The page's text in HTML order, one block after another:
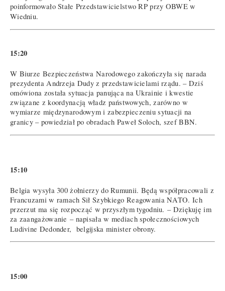
poinformowało Stałe Przedstawicielstwo RP przy OBWE w
Wiedniu.
15:20
W Biurze Bezpieczeństwa Narodowego zakończyła się narada
prezydenta Andrzeja Dudy z przedstawicielami rządu. – Dziś
omówiona została sytuacja panująca na Ukrainie i kwestie
związane z koordynacją władz państwowych, zarówno w
wymiarze międzynarodowym i zabezpieczeniu sytuacji na
granicy – powiedział po obradach Paweł Soloch, szef BBN.
15:10
Belgia wysyła 300 żołnierzy do Rumunii. Będą współpracowali z
Francuzami w ramach Sił Szybkiego Reagowania NATO. Ich
przerzut ma się rozpocząć w przyszłym tygodniu. – Dziękuję im
za zaangażowanie – napisała w mediach społecznościowych
Ludivine Dedonder, belgijska minister obrony.
15:00